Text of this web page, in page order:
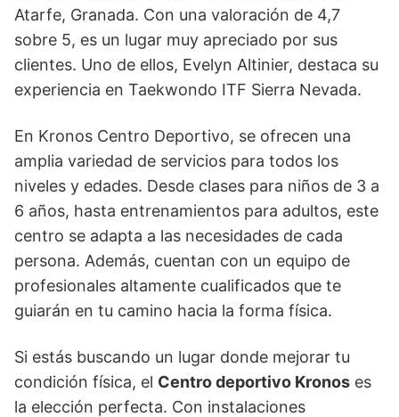
Atarfe, Granada. Con una valoración de 4,7
sobre 5, es un lugar muy apreciado por sus
clientes. Uno de ellos, Evelyn Altinier, destaca su
experiencia en Taekwondo ITF Sierra Nevada.
En Kronos Centro Deportivo, se ofrecen una
amplia variedad de servicios para todos los
niveles y edades. Desde clases para niños de 3 a
6 años, hasta entrenamientos para adultos, este
centro se adapta a las necesidades de cada
persona. Además, cuentan con un equipo de
profesionales altamente cualificados que te
guiarán en tu camino hacia la forma física.
Si estás buscando un lugar donde mejorar tu
condición física, el Centro deportivo Kronos es
la elección perfecta. Con instalaciones